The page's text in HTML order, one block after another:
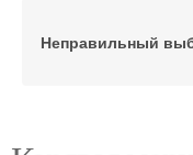
Неправильный